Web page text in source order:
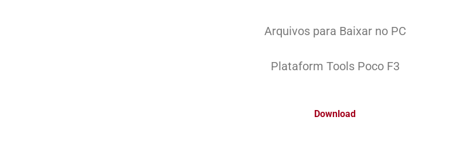
Arquivos para Baixar no PC
Plataform Tools Poco F3
Download